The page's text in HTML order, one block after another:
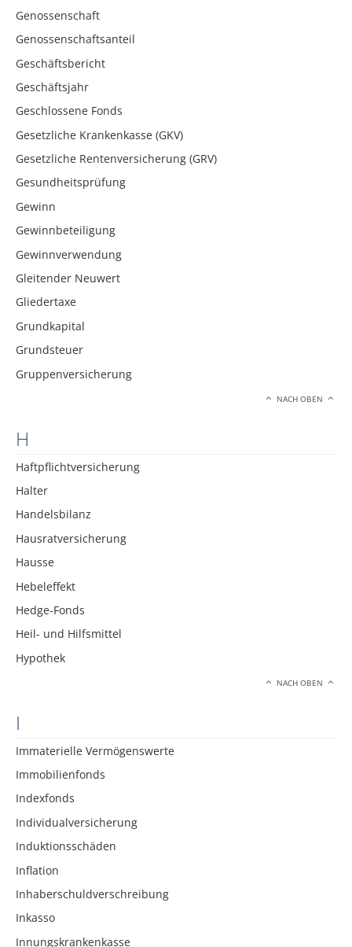
Genossenschaft
Genossenschaftsanteil
Geschäftsbericht
Geschäftsjahr
Geschlossene Fonds
Gesetzliche Krankenkasse (GKV)
Gesetzliche Rentenversicherung (GRV)
Gesundheitsprüfung
Gewinn
Gewinnbeteiligung
Gewinnverwendung
Gleitender Neuwert
Gliedertaxe
Grundkapital
Grundsteuer
Gruppenversicherung
NACH OBEN
H
Haftpflichtversicherung
Halter
Handelsbilanz
Hausratversicherung
Hausse
Hebeleffekt
Hedge-Fonds
Heil- und Hilfsmittel
Hypothek
NACH OBEN
I
Immaterielle Vermögenswerte
Immobilienfonds
Indexfonds
Individualversicherung
Induktionsschäden
Inflation
Inhaberschuldverschreibung
Inkasso
Innungskrankenkasse